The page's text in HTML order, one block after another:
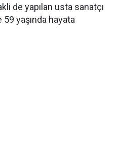
de yapılan usta sanatçı
yaşında hayata